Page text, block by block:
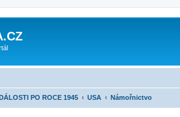
PO ROCE 1945 USA Námořnictvo